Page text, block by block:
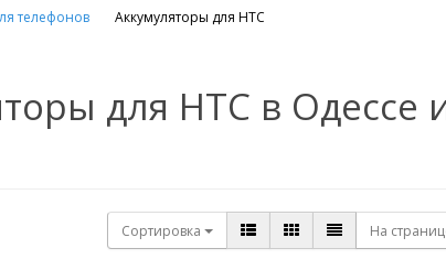
телефонов Аккумуляторы для HTC
для HTC в Одессе
Сортировка На